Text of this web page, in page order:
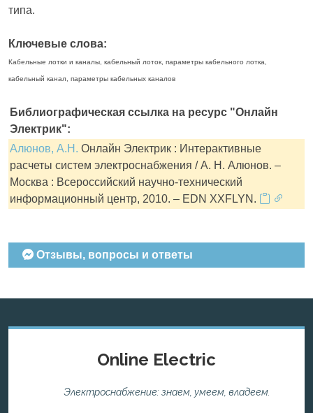
типа.
Ключевые слова:
Кабельные лотки и каналы, кабельный лоток, параметры кабельного лотка,
кабельный канал, параметры кабельных каналов
Библиографическая ссылка на ресурс "Онлайн
Электрик":
Алюнов, А.Н. Онлайн Электрик : Интерактивные
расчеты систем электроснабжения / А. Н. Алюнов. –
Москва : Всероссийский научно-технический
информационный центр, 2010. – EDN XXFLYN.
Отзывы, вопросы и ответы
Online Electric
Электроснабжение: знаем, умеем, владеем.